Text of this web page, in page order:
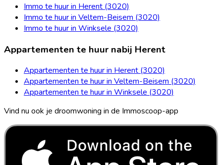
Immo te huur in Herent (3020)
Immo te huur in Veltem-Beisem (3020)
Immo te huur in Winksele (3020)
Appartementen te huur nabij Herent
Appartementen te huur in Herent (3020)
Appartementen te huur in Veltem-Beisem (3020)
Appartementen te huur in Winksele (3020)
Vind nu ook je droomwoning in de Immoscoop-app